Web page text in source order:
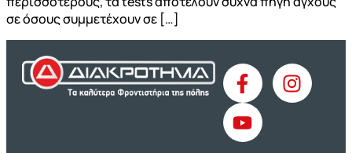
σε όσους συμμετέχουν σε […]